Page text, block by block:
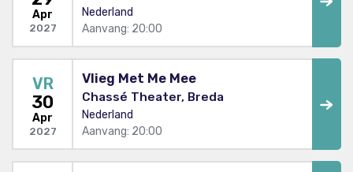
Apr
2027
Nederland
Aanvang: 20:00
VR
30
Apr
2027
Vlieg Met Me Mee
Chassé Theater, Breda
Nederland
Aanvang: 20:00